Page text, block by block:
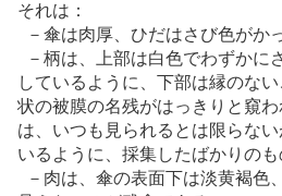
それは：
－傘は肉厚、ひだはさび色がか
－柄は、上部は白色でわずかに
しているように、下部は縁のな
状の被膜の名残がはっきりと窺
は、いつも見られるとは限らな
いるように、採集したばかりのも
－肉は、傘の表面下は淡黄褐色